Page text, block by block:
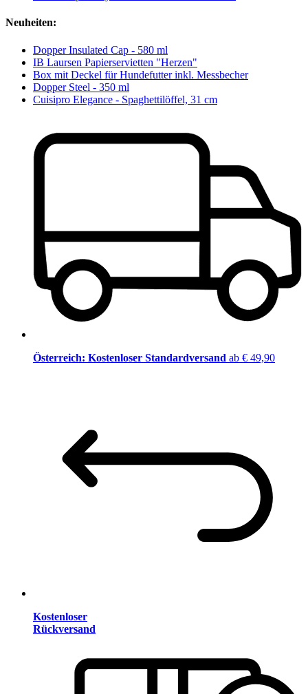
Neuheiten:
Dopper Insulated Cap - 580 ml
IB Laursen Papierservietten "Herzen"
Box mit Deckel für Hundefutter inkl. Messbecher
Dopper Steel - 350 ml
Cuisipro Elegance - Spaghettilöffel, 31 cm
Österreich: Kostenloser Standardversand ab € 49,90
Kostenloser
Rückversand